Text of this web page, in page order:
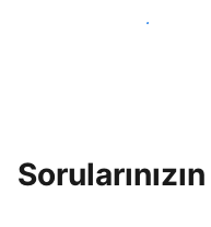
Tesis sahipleri